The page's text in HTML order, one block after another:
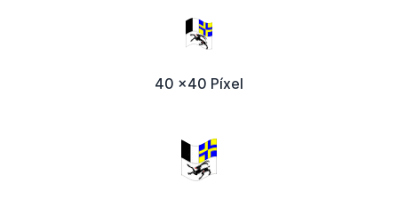
40 x40 Píxel